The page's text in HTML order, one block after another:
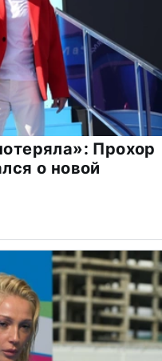
Прохор
о новой